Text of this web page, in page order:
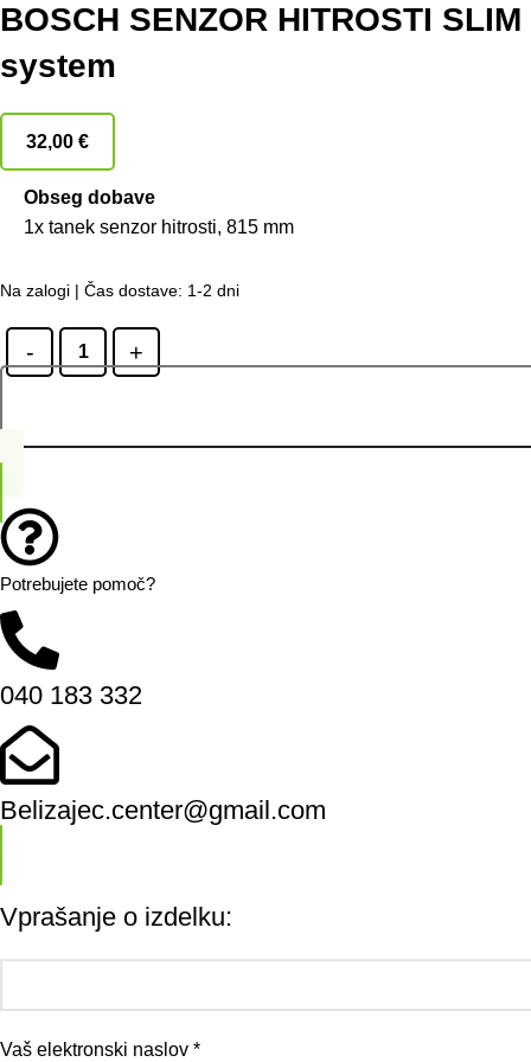
BOSCH SENZOR HITROSTI
system
32,00 €
Obseg dobave
1x tanek senzor hitrosti, 815 mm
Na zalogi | Čas dostave: 1-2 dni
Potrebujete pomoč?
040 183 332
Belizajec.center@gmail.com
Vprašanje o izdelku:
Vaš elektronski naslov *